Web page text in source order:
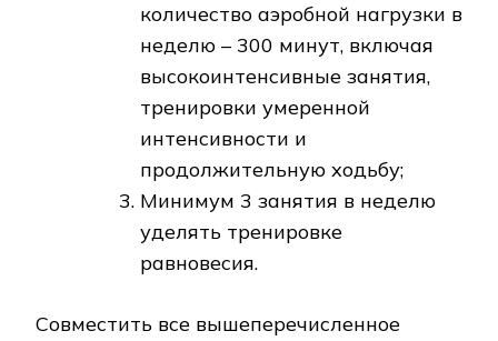
количество аэробной нагрузки в
неделю – 300 минут, включая
высокоинтенсивные занятия,
тренировки умеренной
интенсивности и
продолжительную ходьбу;
Минимум 3 занятия в неделю
уделять тренировке
равновесия.
Совместить все вышеперечисленное